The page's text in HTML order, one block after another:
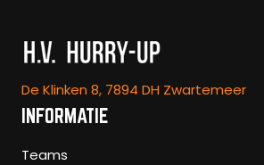
De Klinken 8, 7894 DH Zwartemeer
INFORMATIE
Teams